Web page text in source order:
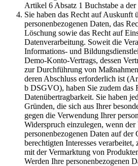
Artikel 6 Absatz 1 Buchstabe a
Sie haben das Recht auf Auskunft
personenbezogenen Daten, das
Löschung sowie das Recht auf
Datenverarbeitung. Soweit die
Informations- und
Demo-Konto-Vertrags, dessen
zur Durchführung von
deren Abschluss erforderlich ist
b DSGVO), haben Sie zudem das
Datenübertragbarkeit. Sie haben
Gründen, die sich aus Ihrer
gegen die Verwendung Ihrer
Widerspruch einzulegen, wenn
personenbezogenen Daten auf der
berechtigten Interesses
mit der Vermarktung von
Werden Ihre personenbezogenen